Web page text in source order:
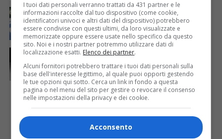
CRONACA & ATTUALITÀ 3 giorni fa
Arrivano 142 nuovi poliziotti in Friuli-Venezia Giulia:
61 saranno assegnati a Trieste
CRONACA & ATTUALITÀ 1 giorno fa
Due terremoti in poche ore scuotono la Croazia: la
scossa più forte sul Quarnero
I tuoi dati personali verranno trattati da 431 partner e le
informazioni raccolte dal tuo dispositivo (come cookie,
identificatori univoci e altri dati del dispositivo) potrebbero
essere condivise con questi ultimi, da loro visualizzate e
memorizzate oppure essere usate nello specifico da questo
sito. Noi e i nostri partner potremmo utilizzare dati di
localizzazione esatti. Elenco dei partner.
Alcuni fornitori potrebbero trattare i tuoi dati personali sulla
base dell'interesse legittimo, al quale puoi opporti gestendo
le tue opzioni qui sotto. Cerca un link in fondo a questa
pagina o nel menu del sito per gestire o revocare il consenso
nelle impostazioni della privacy e dei cookie.
Acconsento